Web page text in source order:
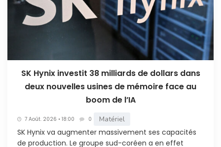
SK Hynix investit 38 milliards de dollars dans
deux nouvelles usines de mémoire face au
boom de l’IA
7 Août. 2026 • 18:00 0 Matériel
SK Hynix va augmenter massivement ses capacités
de production. Le groupe sud-coréen a en effet